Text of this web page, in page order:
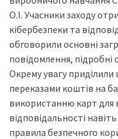
О.І. Учасники заходу
кібербезпеки та
обговорили основні
повідомлення, підробні
Окрему увагу приділили
переказами коштів на
використанню карт для
відповідальності
правила безпечного